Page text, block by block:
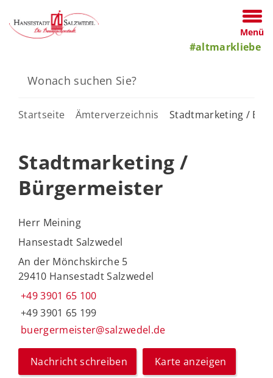
Menü
#altmarkliebe
Startseite Ämterverzeichnis Stadtmarketing /
Stadtmarketing /
Bürgermeister
Herr Meining
Hansestadt Salzwedel
An der Mönchskirche 5
29410 Hansestadt Salzwedel
+49 3901 65 100
+49 3901 65 199
buergermeister@salzwedel.de
Nachricht schreiben Karte anzeigen